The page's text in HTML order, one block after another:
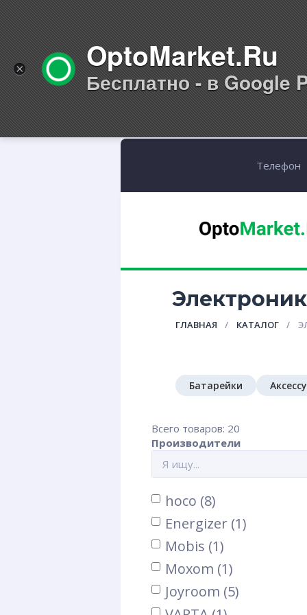
Телефон
ГЛАВНАЯ КАТАЛОГ
Батарейки
Всего товаров: 20
Производители
hoco (8)
Energizer (1)
Mobis (1)
Moxom (1)
Joyroom (5)
× OptoMarket.Ru
Бесплатно - в Google